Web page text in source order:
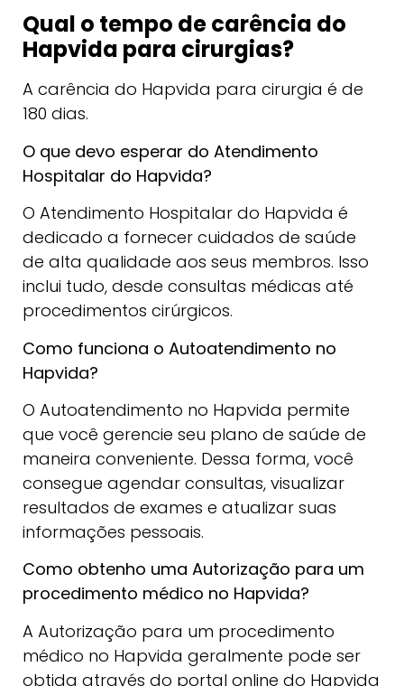
Qual o tempo de carência do
Hapvida para cirurgias?
A carência do Hapvida para cirurgia é de
180 dias.
O que devo esperar do Atendimento
Hospitalar do Hapvida?
O Atendimento Hospitalar do Hapvida é
dedicado a fornecer cuidados de saúde
de alta qualidade aos seus membros. Isso
inclui tudo, desde consultas médicas até
procedimentos cirúrgicos.
Como funciona o Autoatendimento no
Hapvida?
O Autoatendimento no Hapvida permite
que você gerencie seu plano de saúde de
maneira conveniente. Dessa forma, você
consegue agendar consultas, visualizar
resultados de exames e atualizar suas
informações pessoais.
Como obtenho uma Autorização para um
procedimento médico no Hapvida?
A Autorização para um procedimento
médico no Hapvida geralmente pode ser
obtida através do portal online do Hapvida